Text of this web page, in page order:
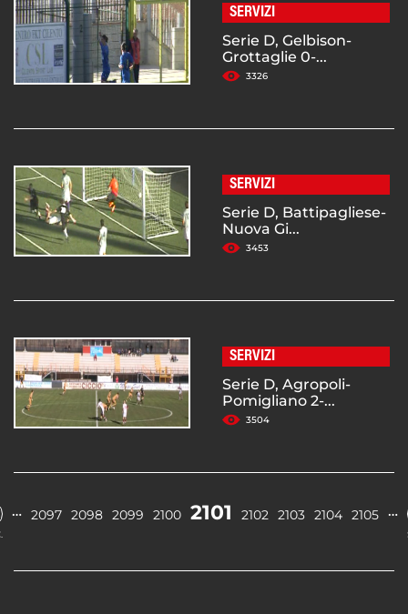
SERVIZI
Serie D, Gelbison-
Grottaglie 0-...
3326
SERVIZI
Serie D, Battipagliese-
Nuova Gi...
3453
SERVIZI
Serie D, Agropoli-
Pomigliano 2-...
3504
… 2097 2098 2099 2100 2101 2102 2103 2104 2105 …